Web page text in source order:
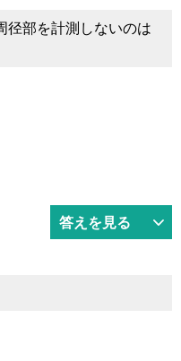
径部を計測しないのは
答えを見る